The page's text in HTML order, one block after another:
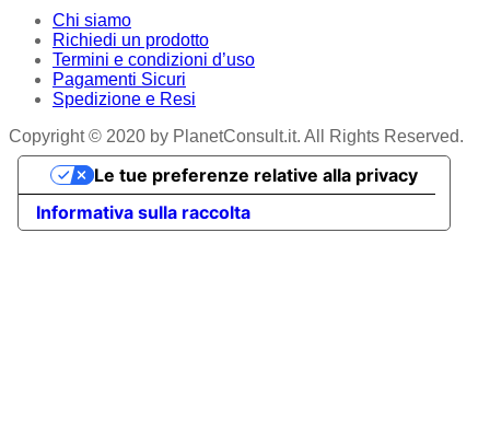
Chi siamo
Richiedi un prodotto
Termini e condizioni d’uso
Pagamenti Sicuri
Spedizione e Resi
Copyright © 2020 by PlanetConsult.it. All Rights Reserved.
Informativa sulla raccolta
Le tue preferenze relative alla privacy